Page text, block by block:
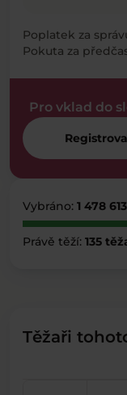
Poplatek za
Pokuta za
Pro vklad do
Vybráno: 1 478
Právě těží: 135
Těžaři